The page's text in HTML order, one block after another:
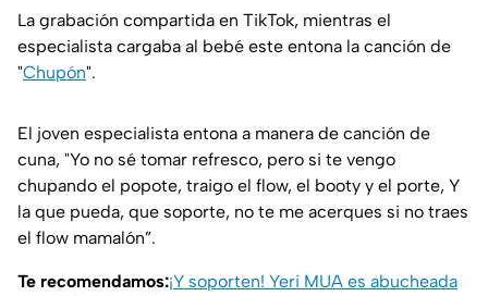
La grabación compartida en TikTok, mientras el
especialista cargaba al bebé este entona la canción de
"Chupón".
El joven especialista entona a manera de canción de
cuna, "Yo no sé tomar refresco, pero si te vengo
chupando el popote, traigo el flow, el booty y el porte, Y
la que pueda, que soporte, no te me acerques si no traes
el flow mamalón”.
Te recomendamos:¡Y soporten! Yeri MUA es abucheada